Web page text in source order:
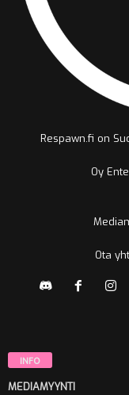
Respawn.fi on
Oy
Ota
INFO
MEDIAMYYNTI